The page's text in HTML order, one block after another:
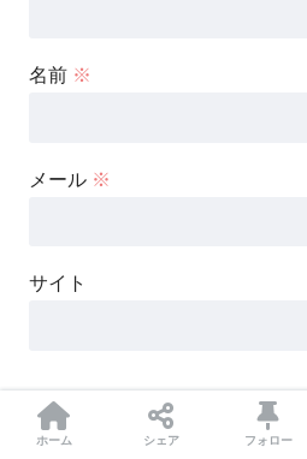
名前 ※
メール ※
サイト
ホーム シェア フォロー